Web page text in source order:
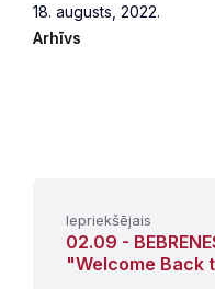
18. augusts, 2022.
Arhīvs
Iepriekšējais
02.09 -
"Welcome Back